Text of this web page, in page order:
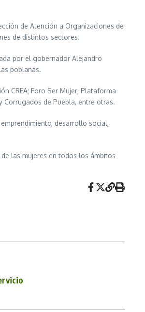
de Atención a Organizaciones de
de distintos sectores.
por el gobernador Alejandro
poblanas.
CREA; Foro Ser Mujer; Plataforma
Corrugados de Puebla, entre otras.
desarrollo social,
las mujeres en todos los ámbitos